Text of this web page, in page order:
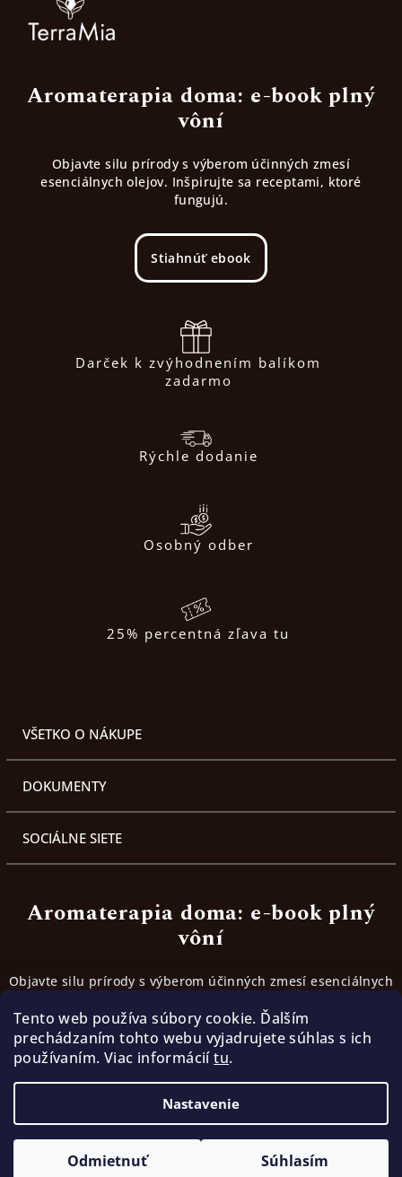
Tento web používa súbory cookie. Ďalším
prechádzaním tohto webu vyjadrujete súhlas s ich
používaním. Viac informáciítu.
Nastavenie
Odmietnuť Súhlasím
Aromaterapia doma: e-book plný
vôní
Objavte silu prírody s výberom účinných zmesí
esenciálnych olejov. Inšpirujte sa receptami, ktoré
fungujú.
Stiahnúť ebook
Darček k zvýhodnením balíkom
zadarmo
Rýchle dodanie
Osobný odber
25% percentná zľava tu
VŠETKO O NÁKUPE
DOKUMENTY
SOCIÁLNE SIETE
Aromaterapia doma: e-book plný
vôní
Objavte silu prírody s výberom účinných zmesí esenciálnych
Stiahnúť ebook
Copyright 2026TerraMia | Cesta k slobode. Všetky
práva vyhradené.